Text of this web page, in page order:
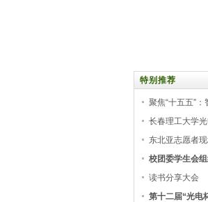
特别推荐
聚焦“十五五”：
长春理工大学
东北亚志愿者
校团委学生会
读书分享大会
第十二届“光电